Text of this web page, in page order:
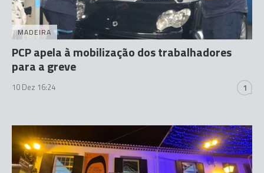
MADEIRA
PCP apela à mobilização dos trabalhadores
para a greve
10 Dez 16:24 1